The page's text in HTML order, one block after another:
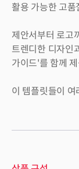
활용 가능한 고
제안서부터 로고
트렌디한 디자인
가이드'를 함께
이 템플릿들이